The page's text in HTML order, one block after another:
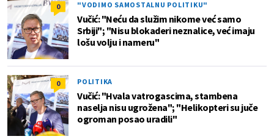
0 "VODIMO SAMOSTALNU POLITIKU"
Vučić: "Neću da služim nikome već samo
Srbiji"; "Nisu blokaderi neznalice, već imaju
lošu volju i nameru"
0 POLITIKA
Vučić: "Hvala vatrogascima, stambena
naselja nisu ugrožena"; "Helikopteri su juče
ogroman posao uradili"